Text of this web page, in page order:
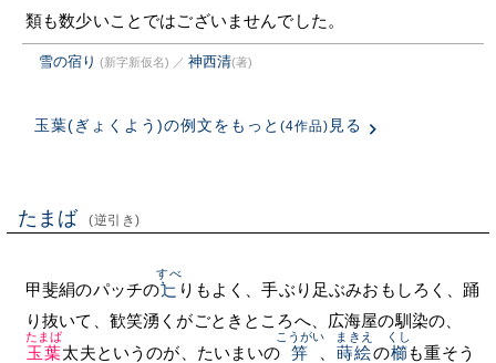
類も数少いことではございませんでした。
雪の宿り (新字新仮名) ／ 神西清(著)
玉葉(ぎょくよう)の例文をもっと (4作品) 見る
たまば (逆引き)
甲斐絹のパッチの辷
すべ
りもよく、手ぶり足ぶみおもしろく、踊
り抜いて、歓笑湧くがごときところへ、広海屋の馴染の、
玉葉
たまば
太夫というのが、たいまいの 笄
こうがい
蒔絵
まきえ
の櫛
くし
も重そう